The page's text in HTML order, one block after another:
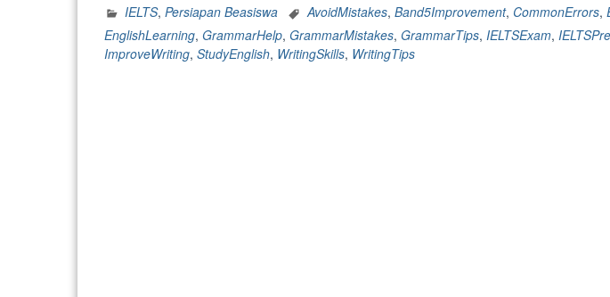
Grammar
Yang
Sering
Muncul
IELTS, Persiapan Beasiswa AvoidMistakes, Band5Improvement, CommonErrors,
EnglishLearning, GrammarHelp, GrammarMistakes, GrammarTips, IELTSExam,
ImproveWriting, StudyEnglish, WritingSkills, WritingTips